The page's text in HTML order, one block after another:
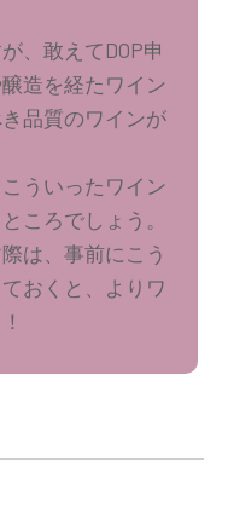
、敢えてDOP申
造を経たワイン
品質のワインが
ういったワイン
ころでしょう。
際は、事前にこう
おくと、よりワ